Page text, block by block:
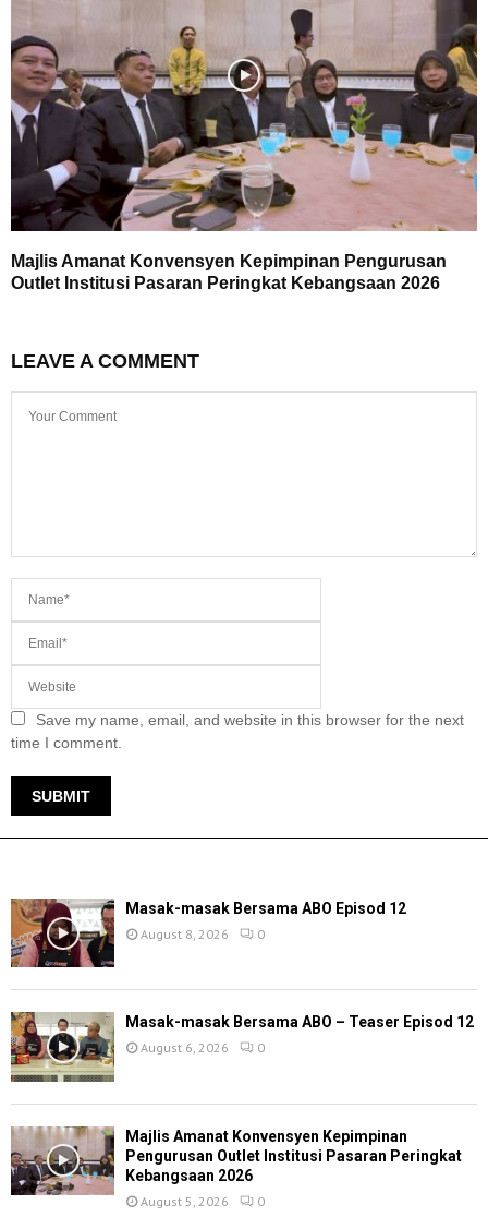
Majlis Amanat Konvensyen Kepimpinan Pengurusan
Outlet Institusi Pasaran Peringkat Kebangsaan 2026
LEAVE A COMMENT
Save my name, email, and website in this browser for the next
time I comment.
Masak-masak Bersama ABO Episod 12
August 8, 2026 0
Masak-masak Bersama ABO – Teaser Episod 12
August 6, 2026 0
Majlis Amanat Konvensyen Kepimpinan
Pengurusan Outlet Institusi Pasaran Peringkat
Kebangsaan 2026
August 5, 2026 0